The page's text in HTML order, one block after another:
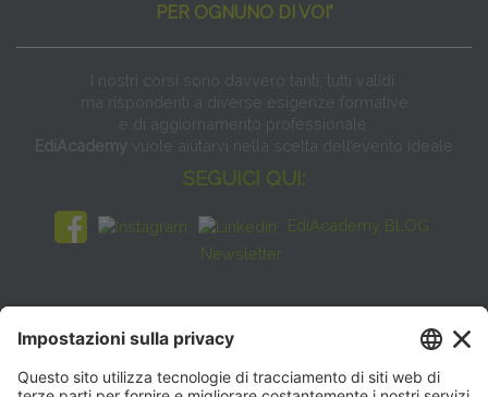
PER OGNUNO DI VOI"
I nostri corsi sono davvero tanti, tutti validi
ma rispondenti a diverse esigenze formative
e di aggiornamento professionale.
EdiAcademy vuole aiutarvi nella scelta dell’evento ideale
SEGUICI QUI:
EdiAcademy BLOG
Newsletter
FAQ
CONTATTI